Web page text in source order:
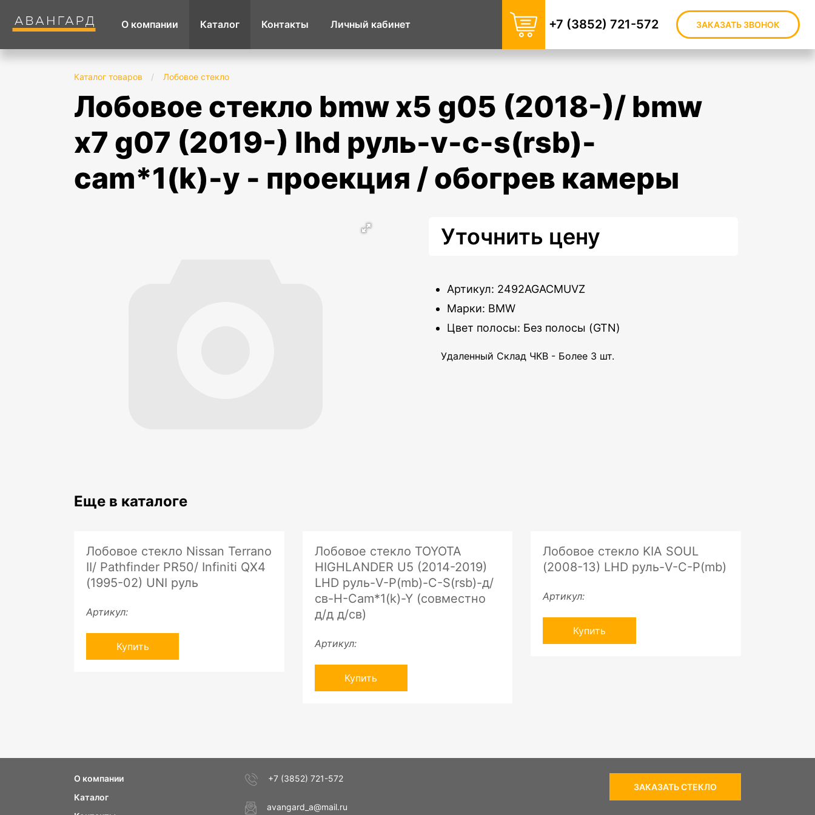
О компании Каталог Контакты Личный кабинет +7 (3852) 721-572 ЗАКАЗАТЬ ЗВОНОК
Каталог товаров / Лобовое стекло
лобовое стекло bmw x5 g05 (2018-)/ bmw
x7 g07 (2019-) lhd руль-v-c-s(rsb)-
cam*1(k)-y - проекция / обогрев камеры
Уточнить цену
Артикул: 2492AGACMUVZ
Марки: BMW
Цвет полосы: Без полосы (GTN)
Удаленный Склад ЧКВ - Более 3 шт.
Еще в каталоге
Лобовое стекло Nissan Terrano
II/ Pathfinder PR50/ Infiniti QX4
(1995-02) UNI руль
Артикул:
Купить
Лобовое стекло TOYOTA
HIGHLANDER U5 (2014-2019)
LHD руль-V-P(mb)-C-S(rsb)-д/
св-H-Cam*1(k)-Y (совместно
д/д д/св)
Артикул:
Купить
Лобовое стекло KIA SOUL
(2008-13) LHD руль-V-C-P(mb)
Артикул:
Купить
О компании
Каталог
+7 (3852) 721-572
avangard_a@mail.ru
ЗАКАЗАТЬ СТЕКЛО